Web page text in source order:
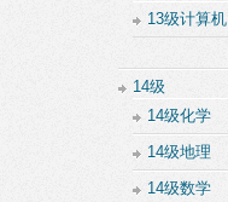
13级计算机
14级
14级化学
14级地理
14级数学